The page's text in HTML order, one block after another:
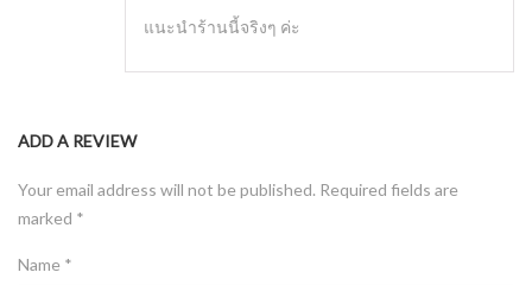
แนะนำร้านนี้จริงๆ ค่ะ
ADD A REVIEW
Your email address will not be published. Required fields are
marked *
Name *